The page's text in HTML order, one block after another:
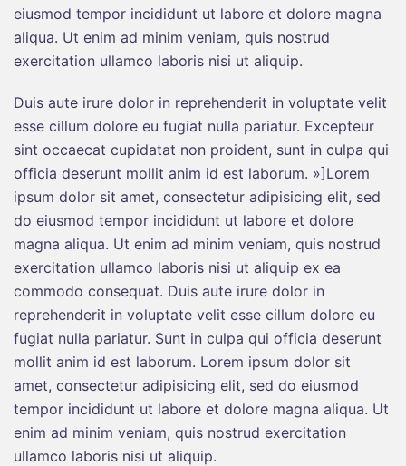
eiusmod tempor incididunt ut labore et dolore magna
aliqua. Ut enim ad minim veniam, quis nostrud
exercitation ullamco laboris nisi ut aliquip.
Duis aute irure dolor in reprehenderit in voluptate velit
esse cillum dolore eu fugiat nulla pariatur. Excepteur
sint occaecat cupidatat non proident, sunt in culpa qui
officia deserunt mollit anim id est laborum. »]Lorem
ipsum dolor sit amet, consectetur adipisicing elit, sed
do eiusmod tempor incididunt ut labore et dolore
magna aliqua. Ut enim ad minim veniam, quis nostrud
exercitation ullamco laboris nisi ut aliquip ex ea
commodo consequat. Duis aute irure dolor in
reprehenderit in voluptate velit esse cillum dolore eu
fugiat nulla pariatur. Sunt in culpa qui officia deserunt
mollit anim id est laborum. Lorem ipsum dolor sit
amet, consectetur adipisicing elit, sed do eiusmod
tempor incididunt ut labore et dolore magna aliqua. Ut
enim ad minim veniam, quis nostrud exercitation
ullamco laboris nisi ut aliquip.